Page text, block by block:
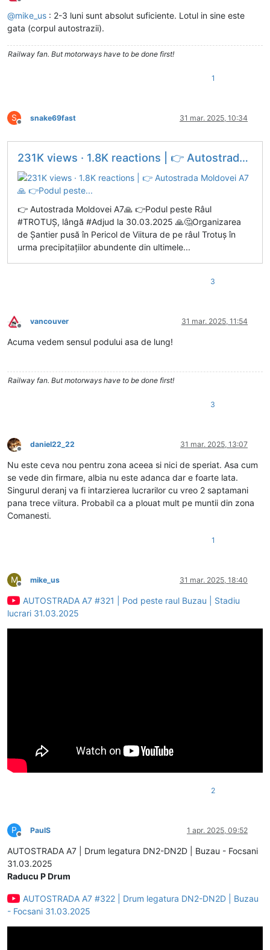
Deconectat
@mike_us : 2-3 luni sunt absolut suficiente. Lotul in sine este
gata (corpul autostrazii).
Railway fan. But motorways have to be done first!
1
S
Deconectat
snake69fast 31 mar. 2025, 10:34
231K views · 1.8K reactions | 👉 Autostrada Moldovei A7🙏 👉Podul peste...
👉 Autostrada Moldovei A7🙏 👉Podul peste Râul
#TROTUȘ, lângă #Adjud la 30.03.2025 🙏🤔Organizarea
de Șantier pusă în Pericol de Viitura de pe râul Trotuș în
urma precipitațiilor abundente din ultimele...
3
Deconectat
vancouver 31 mar. 2025, 11:54
Acuma vedem sensul podului asa de lung!
Railway fan. But motorways have to be done first!
3
Deconectat
daniel22_22 31 mar. 2025, 13:07
Nu este ceva nou pentru zona aceea si nici de speriat. Asa cum
se vede din firmare, albia nu este adanca dar e foarte lata.
Singurul deranj va fi intarzierea lucrarilor cu vreo 2 saptamani
pana trece viitura. Probabil ca a plouat mult pe muntii din zona
Comanesti.
1
M
Deconectat
mike_us 31 mar. 2025, 18:40
AUTOSTRADA A7 #321 | Pod peste raul Buzau | Stadiu
lucrari 31.03.2025
2
P
Deconectat
PaulS 1 apr. 2025, 09:52
AUTOSTRADA A7 | Drum legatura DN2-DN2D | Buzau - Focsani
31.03.2025
Raducu P Drum
AUTOSTRADA A7 #322 | Drum legatura DN2-DN2D | Buzau
- Focsani 31.03.2025